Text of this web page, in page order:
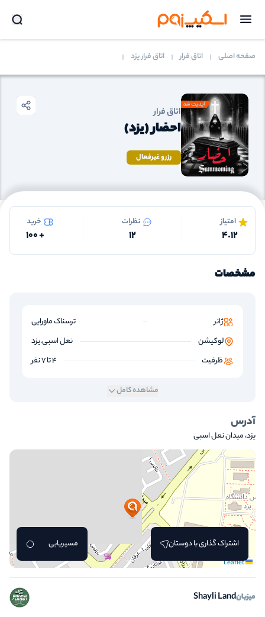
صفحه اصلی اتاق فرار اتاق فرار یزد
اتاق فرار
احضار (یزد)
رزرو غیرفعال
امتیاز
4.12
نظرات
12
خرید
+
100
مشخصات
ژانر
ترسناک ماورایی
لوکیشن
نعل اسبی.یزد
ظرفیت
4 تا 7 نفر
مشاهده کامل
آدرس
یزد، میدان نعل اسبی
Leaflet
اشتراک گذاری با دوستان مسیریابی
میزبانShayli Land